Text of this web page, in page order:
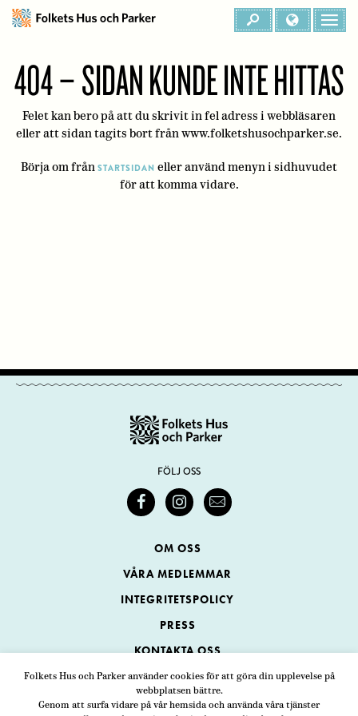
Folkets Hus och Parker använder cookies för att göra din upplevelse på
webbplatsen bättre.
Genom att surfa vidare på vår hemsida och använda våra tjänster
404 – SIDAN KUNDE INTE HITTAS
Felet kan bero på att du skrivit in fel adress i webbläsaren
eller att sidan tagits bort från www.folketshusochparker.se.
Börja om från STARTSIDAN eller använd menyn i sidhuvudet
för att komma vidare.
FÖLJ OSS
OM OSS
VÅRA MEDLEMMAR
INTEGRITETSPOLICY
PRESS
KONTAKTA OSS
Folkets Hus och Parker